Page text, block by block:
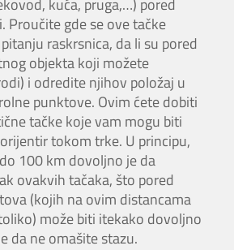
Proučite gde se ove tačke
raskrsnica, da li su pored
objekta koji možete
i odredite njihov položaj u
punktove. Ovim ćete dobiti
tačke koje vam mogu biti
tokom trke. U principu,
100 km dovoljno je da
ovakvih tačaka, što pored
(kojih na ovim distancama
može biti itekako dovoljno
da ne omašite stazu.